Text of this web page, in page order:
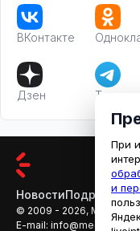
ВКонтакте
Дзен
Новости
© 2009 - 2026,
E-mail:
При
и